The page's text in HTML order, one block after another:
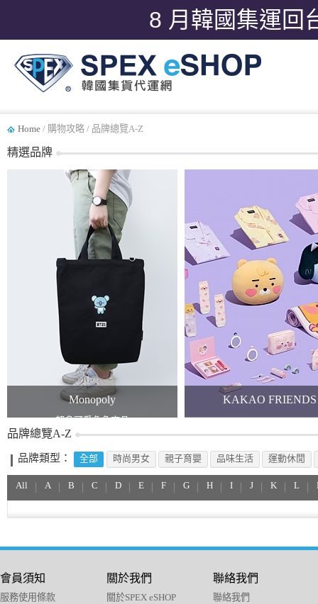
8 月韓國集運回
Home / 購物攻略 / 品牌總覽A-Z
精選品牌
Monopoly
超多可愛角色商品
KAKAO FRIENDS
KAKAO x TWICE
品牌總覽A-Z
品牌類型： 全部 時尚男女 親子育嬰 品味生活 運動休閒
All A B C D E F G H I J K L
會員須知
服務使用條款
關於我們
關於SPEX eSHOP
聯絡我們
聯絡我們